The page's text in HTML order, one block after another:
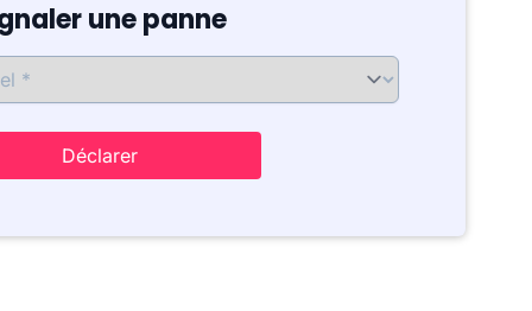
une panne
Déclarer